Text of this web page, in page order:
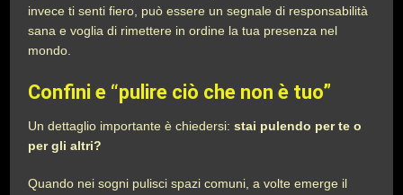
invece ti senti fiero, può essere un segnale di responsabilità
sana e voglia di rimettere in ordine la tua presenza nel
mondo.
Confini e “pulire ciò che non è tuo”
Un dettaglio importante è chiedersi:stai pulendo per te o
per gli altri?
Quando nei sogni pulisci spazi comuni, a volte emerge il